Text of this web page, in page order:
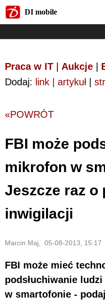
DI mobile
Praca w IT Aukcje
Dodaj: link | artykuł|
«POWRÓT
FBI może
mikrofon w
Jeszcze raz o
inwigilacji
Marcin Maj, 05-08-2013, 15:17
FBI może mieć
podsłuchiwanie
w smartofonie -
DI mobile